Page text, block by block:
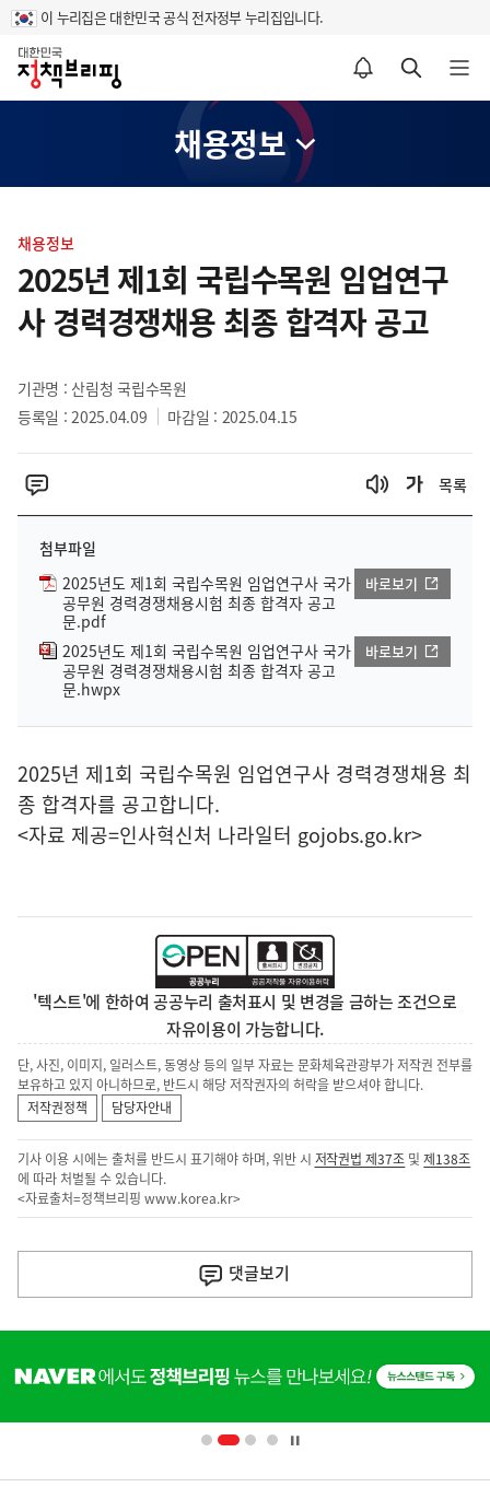
이 누리집은 대한민국 공식 전자정부 누리집입니다.
홈
알림설정 바로가기 검색 바로가기 메뉴 열기
채용정보
텐
츠
영
역
채용정보
2025년 제1회 국립수목원 임업연구
사 경력경쟁채용 최종 합격자 공고
기관명 : 산림청 국립수목원
등록일 : 2025.04.09
마감일 : 2025.04.15
목록
첨부파일
2025년도 제1회 국립수목원 임업연구사 국가
공무원 경력경쟁채용시험 최종 합격자 공고
문.pdf
바로보기
2025년도 제1회 국립수목원 임업연구사 국가
공무원 경력경쟁채용시험 최종 합격자 공고
문.hwpx
바로보기
2025년 제1회 국립수목원 임업연구사 경력경쟁채용 최
종 합격자를 공고합니다.
<자료 제공=인사혁신처 나라일터 gojobs.go.kr>
'텍스트'에 한하여 공공누리 출처표시 및 변경을 금하는 조건으로
자유이용이 가능합니다.
단, 사진, 이미지, 일러스트, 동영상 등의 일부 자료는 문화체육관광부가 저작권 전부를
보유하고 있지 아니하므로, 반드시 해당 저작권자의 허락을 받으셔야 합니다.
저작권정책
담당자안내
기사 이용 시에는 출처를 반드시 표기해야 하며, 위반 시 저작권법 제37조 및제138조
에 따라 처벌될 수 있습니다.
<자료출처=정책브리핑 www.korea.kr>
다
음
기
댓글보기
단
배
영